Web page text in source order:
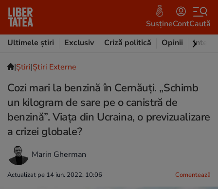
SusțineContCaută
Ultimele știri
Exclusiv Criză politică Opinii
|Ştiri|Știri Externe
Cozi mari la benzină în Cernăuți. „Schimb
un kilogram de sare pe o canistră de
benzină”. Viața din Ucraina, o previzualizare
a crizei globale?
Marin Gherman
Actualizat pe 14 iun. 2022, 10:06 Comentează